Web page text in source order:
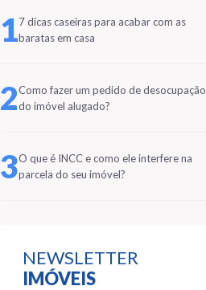
17 dicas caseiras para acabar com as
baratas em casa
2Como fazer um pedido de desocupação
do imóvel alugado?
3O que é INCC e como ele interfere na
parcela do seu imóvel?
NEWSLETTER
IMÓVEIS